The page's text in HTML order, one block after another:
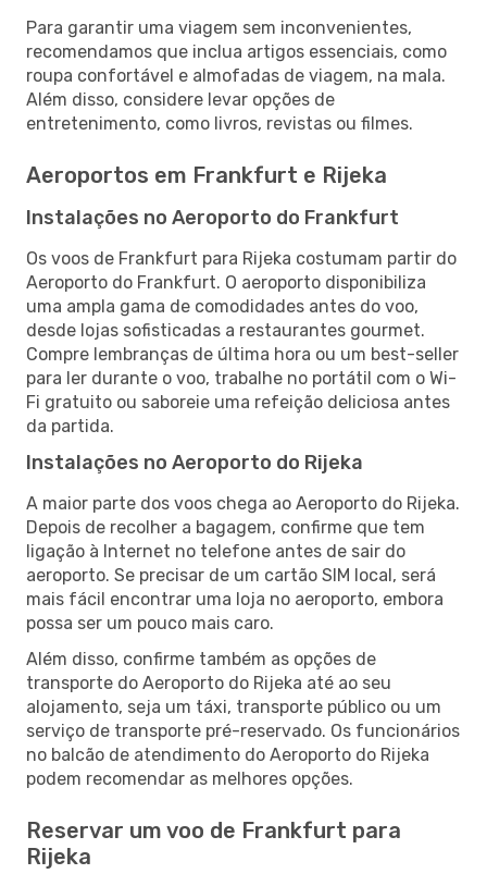
Para garantir uma viagem sem inconvenientes,
recomendamos que inclua artigos essenciais, como
roupa confortável e almofadas de viagem, na mala.
Além disso, considere levar opções de
entretenimento, como livros, revistas ou filmes.
Aeroportos em Frankfurt e Rijeka
Instalações no Aeroporto do Frankfurt
Os voos de Frankfurt para Rijeka costumam partir do
Aeroporto do Frankfurt. O aeroporto disponibiliza
uma ampla gama de comodidades antes do voo,
desde lojas sofisticadas a restaurantes gourmet.
Compre lembranças de última hora ou um best-seller
para ler durante o voo, trabalhe no portátil com o Wi-
Fi gratuito ou saboreie uma refeição deliciosa antes
da partida.
Instalações no Aeroporto do Rijeka
A maior parte dos voos chega ao Aeroporto do Rijeka.
Depois de recolher a bagagem, confirme que tem
ligação à Internet no telefone antes de sair do
aeroporto. Se precisar de um cartão SIM local, será
mais fácil encontrar uma loja no aeroporto, embora
possa ser um pouco mais caro.
Além disso, confirme também as opções de
transporte do Aeroporto do Rijeka até ao seu
alojamento, seja um táxi, transporte público ou um
serviço de transporte pré-reservado. Os funcionários
no balcão de atendimento do Aeroporto do Rijeka
podem recomendar as melhores opções.
Reservar um voo de Frankfurt para
Rijeka